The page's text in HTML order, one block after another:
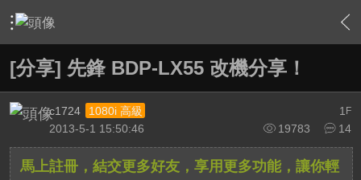
› 軟硬體相關技術 › 高畫質多媒體播放機與BD討論區 › 內
[分享] 先鋒 BDP-LX55 改機分享！
1 F
c1724
1080i 高級
19783
14
2013-5-1 15:50:46
馬上註冊，結交更多好友，享用更多功能，讓你輕